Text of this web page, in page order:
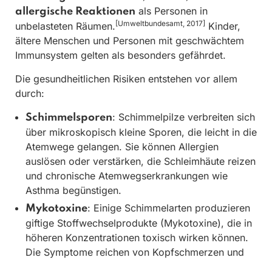
allergische Reaktionen als Personen in
unbelasteten Räumen. [Umweltbundesamt, 2017] Kinder,
ältere Menschen und Personen mit geschwächtem
Immunsystem gelten als besonders gefährdet.
Die gesundheitlichen Risiken entstehen vor allem
durch:
Schimmelsporen: Schimmelpilze verbreiten sich
über mikroskopisch kleine Sporen, die leicht in die
Atemwege gelangen. Sie können Allergien
auslösen oder verstärken, die Schleimhäute reizen
und chronische Atemwegserkrankungen wie
Asthma begünstigen.
Mykotoxine: Einige Schimmelarten produzieren
giftige Stoffwechselprodukte (Mykotoxine), die in
höheren Konzentrationen toxisch wirken können.
Die Symptome reichen von Kopfschmerzen und